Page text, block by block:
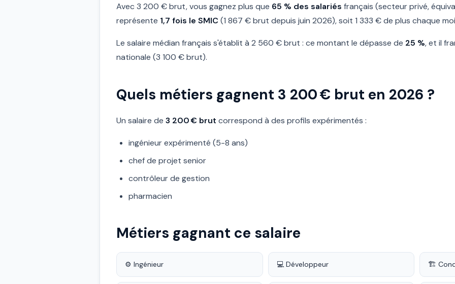
Avec 3 200 € brut, vous gagnez plus que 65 % des salariés français (secteur privé,
représente 1,7 fois le SMIC (1 867 € brut depuis juin 2026), soit 1 333 € de plus chaque
Le salaire médian français s'établit à 2 560 € brut : ce montant le dépasse de 25 %, et il
nationale (3 100 € brut).
Quels métiers gagnent 3 200 € brut en 2026 ?
Un salaire de 3 200 € brut correspond à des profils expérimentés :
ingénieur expérimenté (5-8 ans)
chef de projet senior
contrôleur de gestion
pharmacien
Métiers gagnant ce salaire
⚙️ Ingénieur 💻 Développeur 🏗️